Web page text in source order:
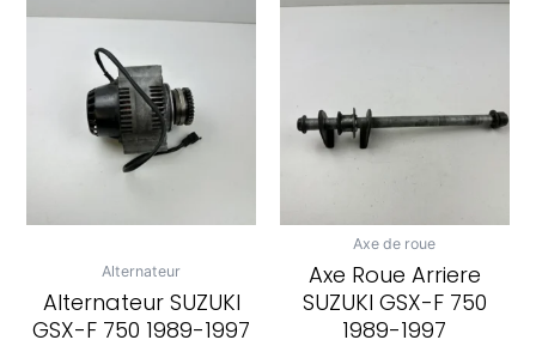
Alternateur
Alternateur SUZUKI
GSX-F 750 1989-1997
Axe de roue
Axe Roue Arriere
SUZUKI GSX-F 750
1989-1997